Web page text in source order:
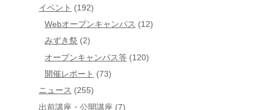
イベント (192)
Webオープンキャンパス (12)
みずき祭 (2)
オープンキャンパス等 (120)
開催レポート (73)
ニュース (255)
出前講座・公開講座 (7)